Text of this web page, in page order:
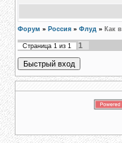
Форум » Россия » Флуд » Как
Страница 1 из 1 1